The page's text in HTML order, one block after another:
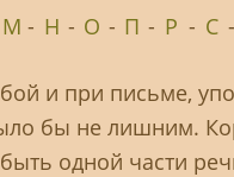
М - Н - О - П - Р - С -
и при письме,
бы не лишним.
одной части